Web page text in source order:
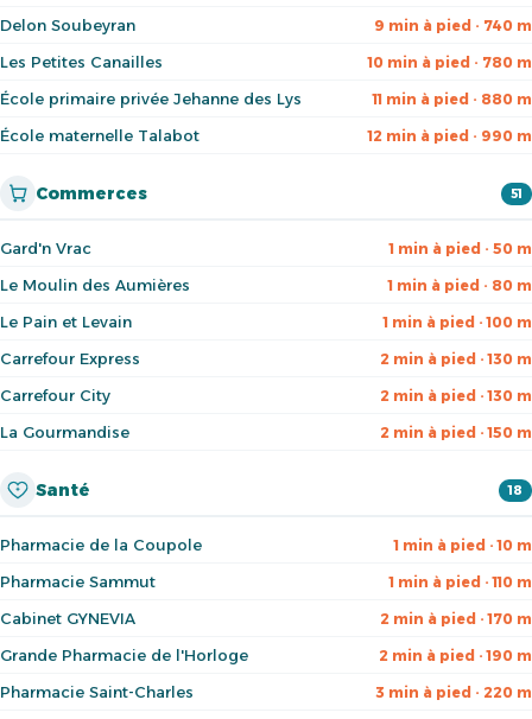
Delon Soubeyran 9 min à pied · 740 m
Les Petites Canailles 10 min à pied · 780 m
École primaire privée Jehanne des Lys 11 min à pied · 880 m
École maternelle Talabot 12 min à pied · 990 m
Commerces 51
Gard'n Vrac 1 min à pied · 50 m
Le Moulin des Aumières 1 min à pied · 80 m
Le Pain et Levain 1 min à pied · 100 m
Carrefour Express 2 min à pied · 130 m
Carrefour City 2 min à pied · 130 m
La Gourmandise 2 min à pied · 150 m
Santé 18
Pharmacie de la Coupole 1 min à pied · 10 m
Pharmacie Sammut 1 min à pied · 110 m
Cabinet GYNEVIA 2 min à pied · 170 m
Grande Pharmacie de l'Horloge 2 min à pied · 190 m
Pharmacie Saint-Charles 3 min à pied · 220 m